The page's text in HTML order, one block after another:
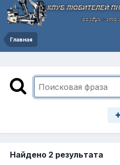
Главная
Найдено 2 результата